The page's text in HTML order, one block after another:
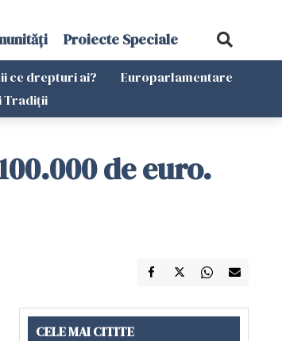
Proiecte Speciale
ce drepturi ai?
Europarlamentare
Tradiții
de euro.
CELE MAI CITITE